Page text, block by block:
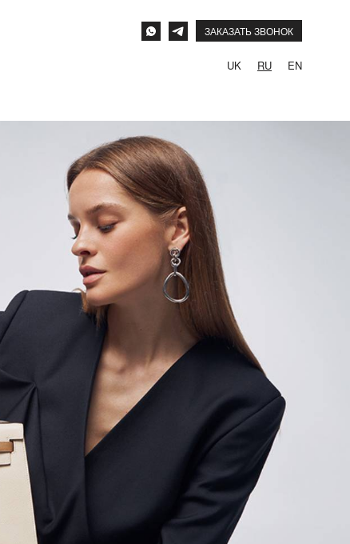
ЗАКАЗАТЬ ЗВОНОК
UK RU EN